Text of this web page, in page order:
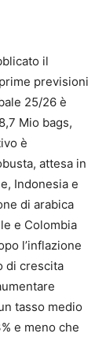
il
previsioni
25/26 è
Mio bags,
è
attesa in
Indonesia e
di arabica
e Colombia
l’inflazione
di crescita
tasso medio
e meno che